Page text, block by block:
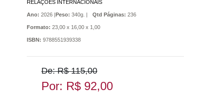
RELAÇÕES INTERNACIONAIS
Ano: 2026 |Peso: 340g. | Qtd Páginas: 236
Formato: 23,00 x 16,00 x 1,00
ISBN: 9788551939338
De: R$ 115,00
Por: R$ 92,00